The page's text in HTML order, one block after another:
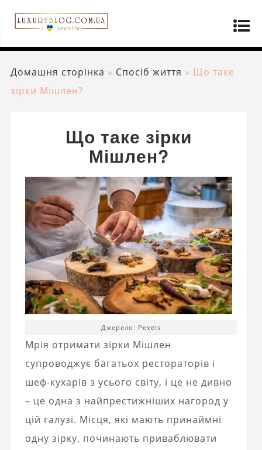
Домашня сторінка » Спосіб життя » Що таке
зірки Мішлен?
Що таке зірки
Мішлен?
Джерело: Pexels
Мрія отримати зірки Мішлен
супроводжує багатьох рестораторів і
шеф-кухарів з усього світу, і це не дивно
– це одна з найпрестижніших нагород у
цій галузі. Місця, які мають принаймні
одну зірку, починають приваблювати